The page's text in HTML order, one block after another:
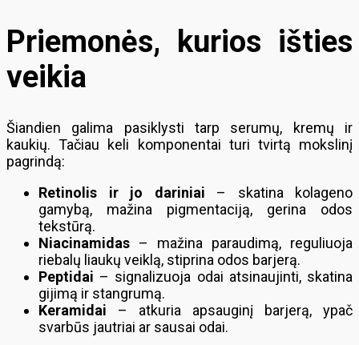
Priemonės, kurios išties
veikia
Šiandien galima pasiklysti tarp serumų, kremų ir
kaukių. Tačiau keli komponentai turi tvirtą mokslinį
pagrindą:
Retinolis ir jo dariniai – skatina kolageno
gamybą, mažina pigmentaciją, gerina odos
tekstūrą.
Niacinamidas – mažina paraudimą, reguliuoja
riebalų liaukų veiklą, stiprina odos barjerą.
Peptidai – signalizuoja odai atsinaujinti, skatina
gijimą ir stangrumą.
Keramidai – atkuria apsauginį barjerą, ypač
svarbūs jautriai ar sausai odai.